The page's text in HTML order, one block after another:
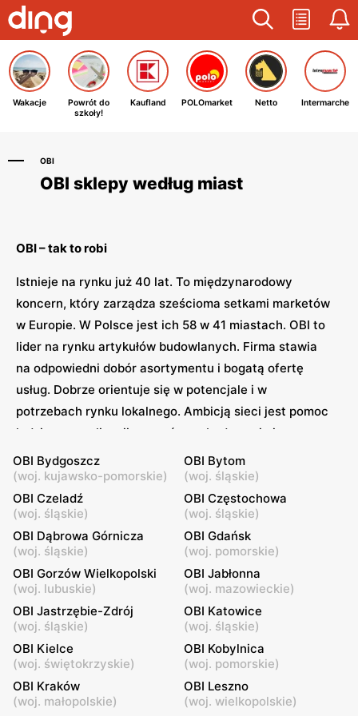
Wakacje
Powrót do
szkoły!
Kaufland POLOmarket Netto Intermarche
OBI
OBI sklepy według miast
OBI – tak to robi
Istnieje na rynku już 40 lat. To międzynarodowy
koncern, który zarządza sześcioma setkami marketów
w Europie. W Polsce jest ich 58 w 41 miastach. OBI to
lider na rynku artykułów budowlanych. Firma stawia
na odpowiedni dobór asortymentu i bogatą ofertę
usług. Dobrze orientuje się w potencjale i w
potrzebach rynku lokalnego. Ambicją sieci jest pomoc
ludziom w realizacji marzeń o wybudowaniu i
urządzeniu własnego domu. OBI zaznacza, że myśli o
domu nie tylko jako o budynku, ale również jak o
wspólnocie rodzinnej, która potrzebuje
bezpieczeństwa i wygody. Firma oferuje wiele
udogodnień. Na stronie sklepu można założyć konto,
by dokonać zakupów przez Internet. Możliwe jest
również zamawianie przez telefon. Firma oferuje
dostawę do sklepu lub na adres domowy.
Sklep oferuje mnóstwo artykułów uporządkowanych w
następujących kategoriach: budowa, technika,
OBI Bydgoszcz
(woj. kujawsko-pomorskie)
OBI Bytom
(woj. śląskie)
OBI Czeladź
(woj. śląskie)
OBI Częstochowa
(woj. śląskie)
OBI Dąbrowa Górnicza
(woj. śląskie)
OBI Gdańsk
(woj. pomorskie)
OBI Gorzów Wielkopolski
(woj. lubuskie)
OBI Jabłonna
(woj. mazowieckie)
OBI Jastrzębie-Zdrój
(woj. śląskie)
OBI Katowice
(woj. śląskie)
OBI Kielce
(woj. świętokrzyskie)
OBI Kobylnica
(woj. pomorskie)
OBI Kraków
(woj. małopolskie)
OBI Leszno
(woj. wielkopolskie)